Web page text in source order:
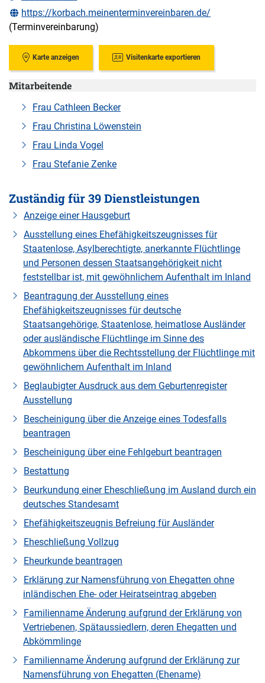
https://korbach.meinenterminvereinbaren.de/
(Terminvereinbarung)
Karte anzeigen Visitenkarte exportieren
Mitarbeitende
Frau Cathleen Becker
Frau Christina Löwenstein
Frau Linda Vogel
Frau Stefanie Zenke
Zuständig für 39 Dienstleistungen
Anzeige einer Hausgeburt
Ausstellung eines Ehefähigkeitszeugnisses für
Staatenlose, Asylberechtigte, anerkannte Flüchtlinge
und Personen dessen Staatsangehörigkeit nicht
feststellbar ist, mit gewöhnlichem Aufenthalt im Inland
Beantragung der Ausstellung eines
Ehefähigkeitszeugnisses für deutsche
Staatsangehörige, Staatenlose, heimatlose Ausländer
oder ausländische Flüchtlinge im Sinne des
Abkommens über die Rechtsstellung der Flüchtlinge mit
gewöhnlichem Aufenthalt im Inland
Beglaubigter Ausdruck aus dem Geburtenregister
Ausstellung
Bescheinigung über die Anzeige eines Todesfalls
beantragen
Bescheinigung über eine Fehlgeburt beantragen
Bestattung
Beurkundung einer Eheschließung im Ausland durch ein
deutsches Standesamt
Ehefähigkeitszeugnis Befreiung für Ausländer
Eheschließung Vollzug
Eheurkunde beantragen
Erklärung zur Namensführung von Ehegatten ohne
inländischen Ehe- oder Heiratseintrag abgeben
Familienname Änderung aufgrund der Erklärung von
Vertriebenen, Spätaussiedlern, deren Ehegatten und
Abkömmlinge
Familienname Änderung aufgrund der Erklärung zur
Namensführung von Ehegatten (Ehename)